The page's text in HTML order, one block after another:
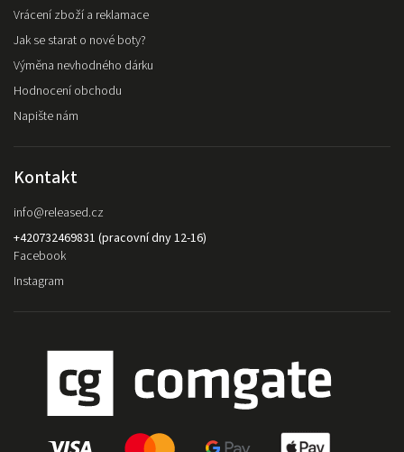
Vrácení zboží a reklamace
Jak se starat o nové boty?
Výměna nevhodného dárku
Hodnocení obchodu
Napište nám
Kontakt
info@released.cz
+420732469831 (pracovní dny 12-16)
Facebook
Instagram